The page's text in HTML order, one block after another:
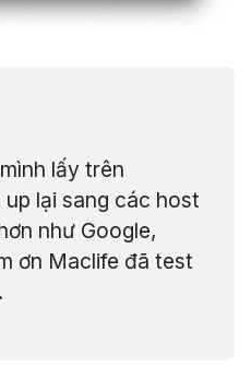
lấy trên
up lại sang các host
như Google,
ơn Maclife đã test